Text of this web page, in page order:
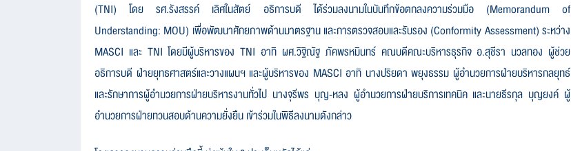
(TNI)โดย รศ.รังสรรค์ เลิศในสัตย์ อธิการบดี ได้ร่วมลงนามในบันทึกข้อตกลงความร่วมมือ (Memorandum of
Understanding: MOU) เพื่อพัฒนาศักยภาพด้านมาตรฐาน และการตรวจสอบและรับรอง (Conformity Assessment)ระหว่าง
MASCI และ TNIโดยมีผู้บริหารของTNIอาทิ ผศ.วิฐิณัฐ ภัคพรหมินทร์ คณบดีคณะบริหารธุรกิจ อ.สุชีรา นวลทอง ผู้ช่วย
อธิการบดี ฝ่ายยุทธศาสตร์และวางแผนฯ และผู้บริหารของ MASCIอาทิ นางปริยดา พยุงธรรม ผู้อำนวยการฝ่ายบริหารกลยุทธ์
และรักษาการผู้อำนวยการฝ่ายบริหารงานทั่วไป นางจุรีพร บุญ-หลง ผู้อำนวยการฝ่ายบริการเทคนิค และนายธีรกุล บุญยงค์ ผู้
อำนวยการฝ่ายทวนสอบด้านความยั่งยืน เข้าร่วมในพิธีลงนามดังกล่าว